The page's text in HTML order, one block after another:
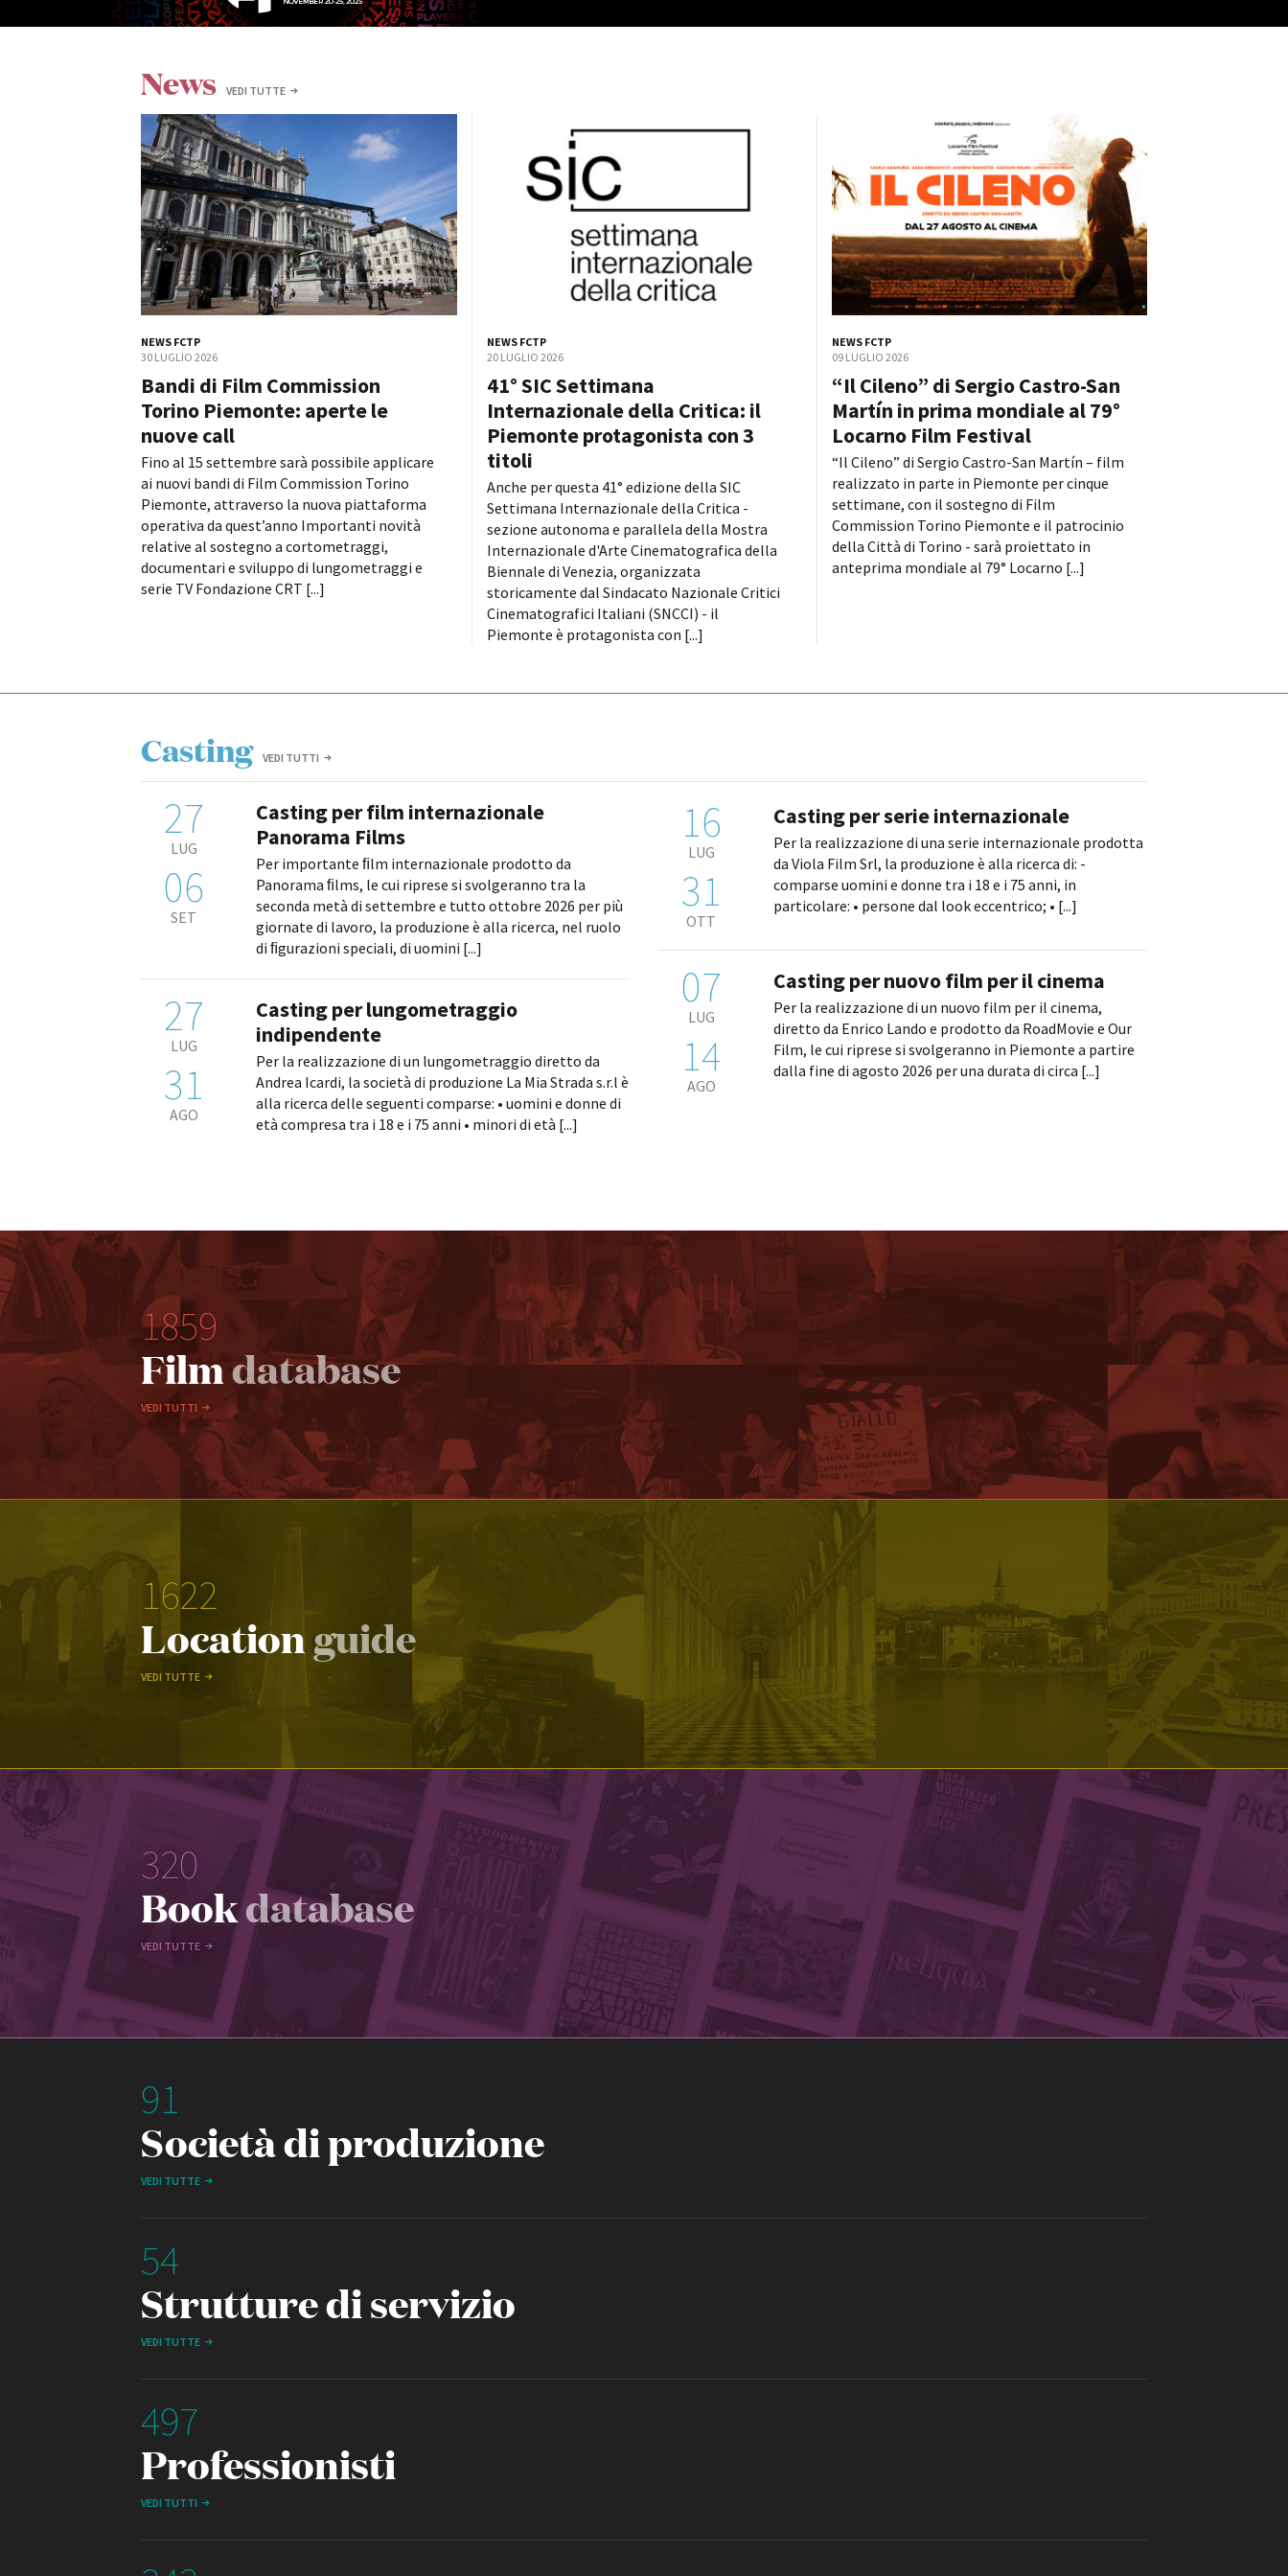
Amministrazione trasparente Privacy Cookie policy Whistleblowing
News VEDI TUTTE
NEWS FCTP
30 LUGLIO 2026
Bandi di Film Commission
Torino Piemonte: aperte le
nuove call
Fino al 15 settembre sarà possibile applicare
ai nuovi bandi di Film Commission Torino
Piemonte, attraverso la nuova piattaforma
operativa da quest’anno Importanti novità
relative al sostegno a cortometraggi,
documentari e sviluppo di lungometraggi e
serie TV Fondazione CRT [...]
NEWS FCTP
20 LUGLIO 2026
41° SIC Settimana
Internazionale della Critica: il
Piemonte protagonista con 3
titoli
Anche per questa 41° edizione della SIC
Settimana Internazionale della Critica -
sezione autonoma e parallela della Mostra
Internazionale d'Arte Cinematografica della
Biennale di Venezia, organizzata
storicamente dal Sindacato Nazionale Critici
Cinematografici Italiani (SNCCI) - il
Piemonte è protagonista con [...]
NEWS FCTP
09 LUGLIO 2026
“Il Cileno” di Sergio Castro-San
Martín in prima mondiale al 79°
Locarno Film Festival
“Il Cileno” di Sergio Castro-San Martín – film
realizzato in parte in Piemonte per cinque
settimane, con il sostegno di Film
Commission Torino Piemonte e il patrocinio
della Città di Torino - sarà proiettato in
anteprima mondiale al 79° Locarno [...]
Casting VEDI TUTTI
27
LUG
06
SET
Casting per film internazionale
Panorama Films
Per importante ﬁlm internazionale prodotto da
Panorama ﬁlms, le cui riprese si svolgeranno tra la
seconda metà di settembre e tutto ottobre 2026 per più
giornate di lavoro, la produzione è alla ricerca, nel ruolo
di ﬁgurazioni speciali, di uomini [...]
27
LUG
31
AGO
Casting per lungometraggio
indipendente
Per la realizzazione di un lungometraggio diretto da
Andrea Icardi, la società di produzione La Mia Strada s.r.l è
alla ricerca delle seguenti comparse: • uomini e donne di
età compresa tra i 18 e i 75 anni • minori di età [...]
16
LUG
31
OTT
Casting per serie internazionale
Per la realizzazione di una serie internazionale prodotta
da Viola Film Srl, la produzione è alla ricerca di: -
comparse uomini e donne tra i 18 e i 75 anni, in
particolare: • persone dal look eccentrico; • [...]
07
LUG
14
AGO
Casting per nuovo film per il cinema
Per la realizzazione di un nuovo film per il cinema,
diretto da Enrico Lando e prodotto da RoadMovie e Our
Film, le cui riprese si svolgeranno in Piemonte a partire
dalla fine di agosto 2026 per una durata di circa [...]
1859
Filmdatabase
VEDI TUTTI
1622
Locationguide
VEDI TUTTE
320
Bookdatabase
VEDI TUTTE
91
Società di produzione
VEDI TUTTE
54
Strutture di servizio
VEDI TUTTE
497
Professionisti
VEDI TUTTI